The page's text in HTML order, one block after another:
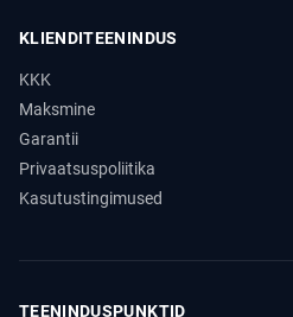
KLIENDITEENINDUS
KKK
Maksmine
Garantii
Privaatsuspoliitika
Kasutustingimused
TEENINDUSPUNKTID